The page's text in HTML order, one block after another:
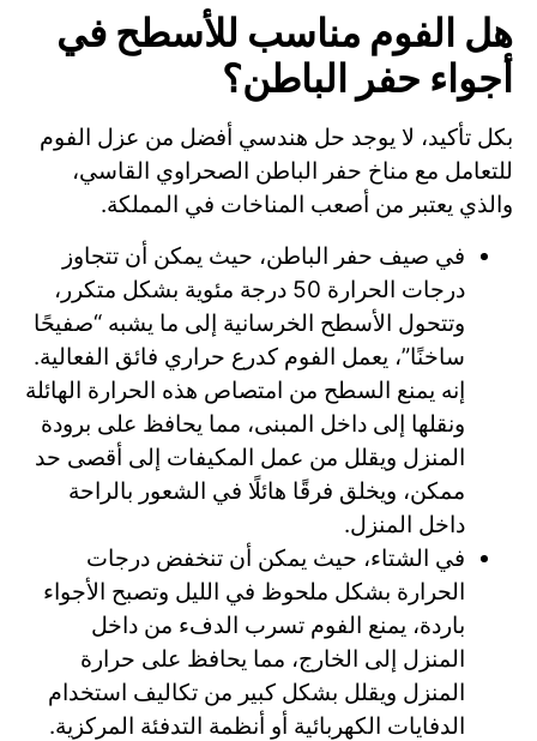
هل الفوم مناسب للأسطح في
أجواء حفر الباطن؟
بكل تأكيد، لا يوجد حل هندسي أفضل من عزل الفوم
للتعامل مع مناخ حفر الباطن الصحراوي القاسي،
والذي يعتبر من أصعب المناخات في المملكة.
في صيف حفر الباطن، حيث يمكن أن تتجاوز
درجات الحرارة 50 درجة مئوية بشكل متكرر،
وتتحول الأسطح الخرسانية إلى ما يشبه “صفيحًا
ساخنًا”، يعمل الفوم كدرع حراري فائق الفعالية.
إنه يمنع السطح من امتصاص هذه الحرارة الهائلة
ونقلها إلى داخل المبنى، مما يحافظ على برودة
المنزل ويقلل من عمل المكيفات إلى أقصى حد
ممكن، ويخلق فرقًا هائلًا في الشعور بالراحة
داخل المنزل.
في الشتاء، حيث يمكن أن تنخفض درجات
الحرارة بشكل ملحوظ في الليل وتصبح الأجواء
باردة، يمنع الفوم تسرب الدفء من داخل
المنزل إلى الخارج، مما يحافظ على حرارة
المنزل ويقلل بشكل كبير من تكاليف استخدام
الدفايات الكهربائية أو أنظمة التدفئة المركزية.